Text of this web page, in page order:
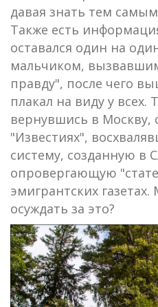
давая знать тем
Также есть
оставался один на
мальчиком,
правду", после чего
плакал на виду у всех.
вернувшись в Москву,
"Известиях",
систему, созданную в
опровергающую
эмигрантских
осуждать за это?